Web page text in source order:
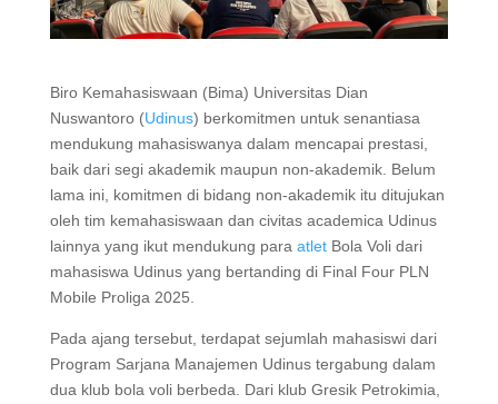
Biro Kemahasiswaan (Bima) Universitas Dian
Nuswantoro (Udinus) berkomitmen untuk senantiasa
mendukung mahasiswanya dalam mencapai prestasi,
baik dari segi akademik maupun non-akademik. Belum
lama ini, komitmen di bidang non-akademik itu ditujukan
oleh tim kemahasiswaan dan civitas academica Udinus
lainnya yang ikut mendukung para atletBola Voli dari
mahasiswa Udinus yang bertanding di Final Four PLN
Mobile Proliga 2025.
Pada ajang tersebut, terdapat sejumlah mahasiswi dari
Program Sarjana Manajemen Udinus tergabung dalam
dua klub bola voli berbeda. Dari klub Gresik Petrokimia,